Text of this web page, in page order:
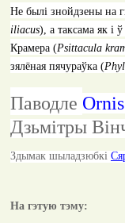
Не былі знойдзены на
iliacus), а таксама як і
Крамера (Psittacula
зялёная пячураўка (
Паводле
Дзьмітры
Здымак шыладзюбкі
На гэтую тэму: